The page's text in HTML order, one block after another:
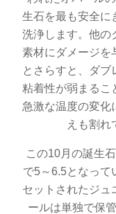
生石を最も安全に
洗浄します。他の
素材にダメージを
とさらすと、ダ
粘着性が弱まるこ
急激な温度の変化
えも割れ
この10月の誕生
で5～6.5となって
セットされたジュ
ールは単独で保